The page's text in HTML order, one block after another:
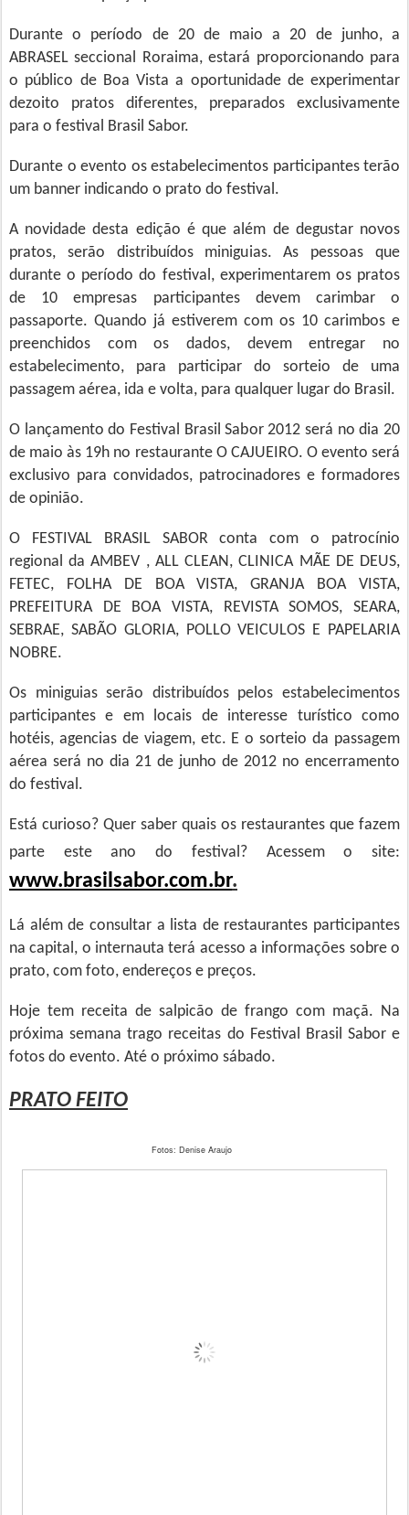
Durante o período de 20 de maio a 20 de junho, a
ABRASEL seccional Roraima, estará proporcionando para
o público de Boa Vista a oportunidade de experimentar
dezoito pratos diferentes, preparados exclusivamente
para o festival Brasil Sabor.
Durante o evento os estabelecimentos participantes terão
um banner indicando o prato do festival.
A novidade desta edição é que além de degustar novos
pratos, serão distribuídos miniguias. As pessoas que
durante o período do festival, experimentarem os pratos
de 10 empresas participantes devem carimbar o
passaporte. Quando já estiverem com os 10 carimbos e
preenchidos com os dados, devem entregar no
estabelecimento, para participar do sorteio de uma
passagem aérea, ida e volta, para qualquer lugar do Brasil.
O lançamento do Festival Brasil Sabor 2012 será no dia 20
de maio às 19h no restaurante O CAJUEIRO. O evento será
exclusivo para convidados, patrocinadores e formadores
de opinião.
O FESTIVAL BRASIL SABOR conta com o patrocínio
regional da AMBEV , ALL CLEAN, CLINICA MÃE DE DEUS,
FETEC, FOLHA DE BOA VISTA, GRANJA BOA VISTA,
PREFEITURA DE BOA VISTA, REVISTA SOMOS, SEARA,
SEBRAE, SABÃO GLORIA, POLLO VEICULOS E PAPELARIA
NOBRE.
Os miniguias serão distribuídos pelos estabelecimentos
participantes e em locais de interesse turístico como
hotéis, agencias de viagem, etc. E o sorteio da passagem
aérea será no dia 21 de junho de 2012 no encerramento
do festival.
Está curioso? Quer saber quais os restaurantes que fazem
parte este ano do festival? Acessem o site:
www.brasilsabor.com.br.
Lá além de consultar a lista de restaurantes participantes
na capital, o internauta terá acesso a informações sobre o
prato, com foto, endereços e preços.
Hoje tem receita de salpicão de frango com maçã. Na
próxima semana trago receitas do Festival Brasil Sabor e
fotos do evento. Até o próximo sábado.
PRATO FEITO
Fotos: Denise Araujo